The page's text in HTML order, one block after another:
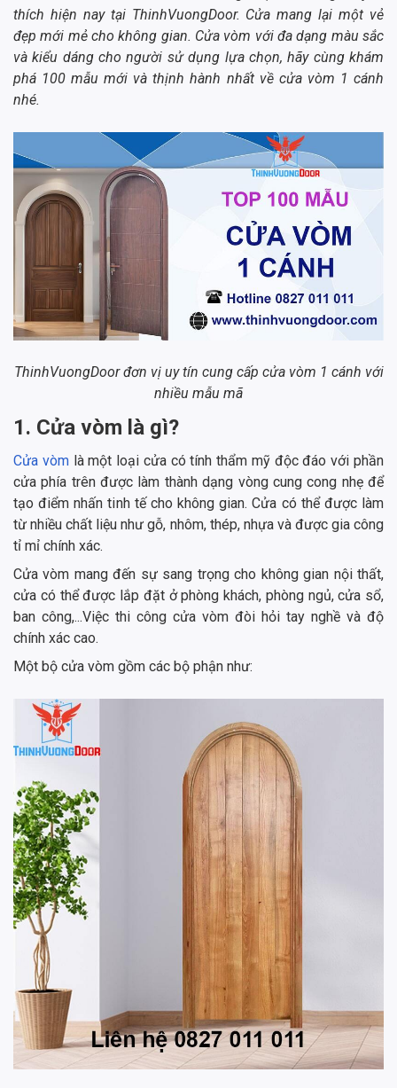
thích hiện nay tại ThinhVuongDoor. Cửa mang lại một vẻ
đẹp mới mẻ cho không gian. Cửa vòm với đa dạng màu sắc
và kiểu dáng cho người sử dụng lựa chọn, hãy cùng khám
phá 100 mẫu mới và thịnh hành nhất về cửa vòm 1 cánh
nhé.
ThinhVuongDoor đơn vị uy tín cung cấp cửa vòm 1 cánh với
nhiều mẫu mã
1. Cửa vòm là gì?
Cửa vòmlà một loại cửa có tính thẩm mỹ độc đáo với phần
cửa phía trên được làm thành dạng vòng cung cong nhẹ để
tạo điểm nhấn tinh tế cho không gian. Cửa có thể được làm
từ nhiều chất liệu như gỗ, nhôm, thép, nhựa và được gia công
tỉ mỉ chính xác.
Cửa vòm mang đến sự sang trọng cho không gian nội thất,
cửa có thể được lắp đặt ở phòng khách, phòng ngủ, cửa sổ,
ban công,...Việc thi công cửa vòm đòi hỏi tay nghề và độ
chính xác cao.
Một bộ cửa vòm gồm các bộ phận như: